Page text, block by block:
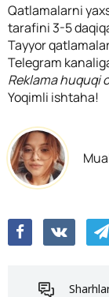
Qatlamalarni
tarafini 3-5
Tayyor
Telegram
Reklama huquqi
Yoqimli ishtaha!